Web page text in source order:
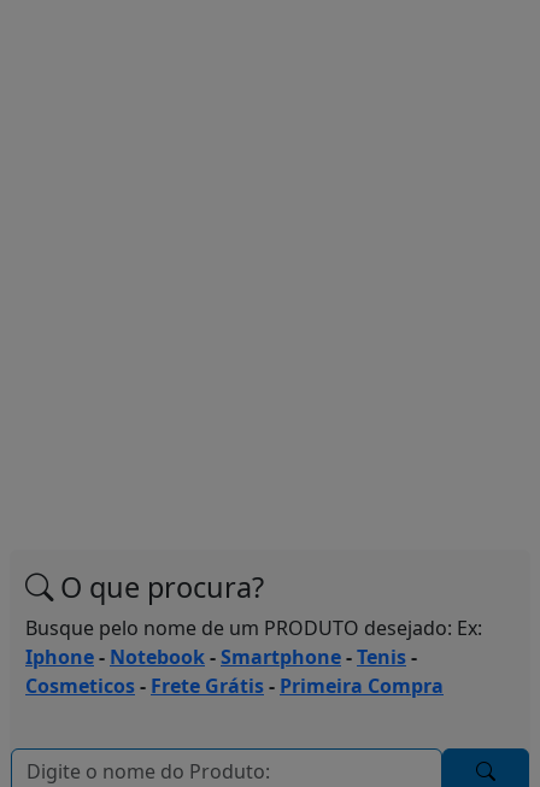
O que procura?
Busque pelo nome de um PRODUTO desejado: Ex:
Iphone- Notebook-Smartphone-Tenis-
Cosmeticos- Frete Grátis- Primeira Compra